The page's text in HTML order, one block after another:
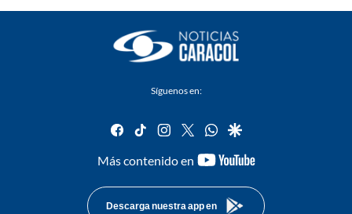
Síguenos en:
facebook
tiktok instagram
twitterwhatsapp
google
Más contenido en
youtube-
Descarga nuestra app en